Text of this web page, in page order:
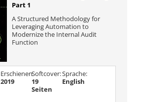
Part 1
A Structured Methodology for
Leveraging Automation to
Modernize the Internal Audit
Function
Erschienen
2019
Softcover:
19
Seiten
Sprache:
English